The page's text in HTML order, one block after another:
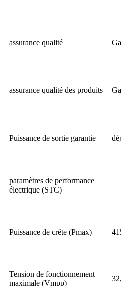
assurance qualité
assurance qualité des produits
Puissance de sortie garantie
paramètres de performance
électrique (STC)
Puissance de crête (Pmax)
Tension de fonctionnement
maximale (Vmpp)